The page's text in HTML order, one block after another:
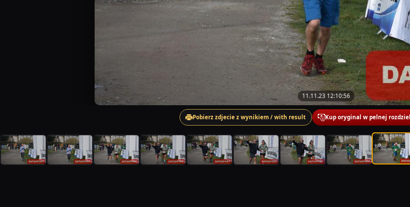
11.11.23 12:10:56
Pobierz zdjecie z wynikiem / with result Kup oryginal w pelnej